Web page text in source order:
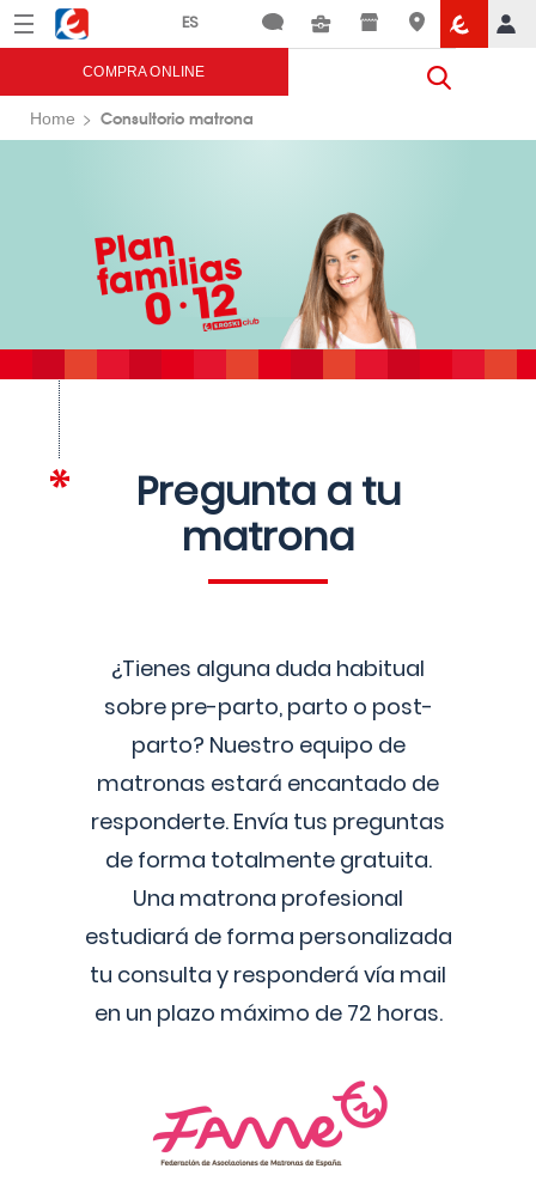
Menú Eroski
COMPRA ONLINE
Home Consultorio matrona
Pregunta a tu
matrona
¿Tienes alguna duda habitual
sobre pre-parto, parto o post-
parto? Nuestro equipo de
matronas estará encantado de
responderte. Envía tus preguntas
de forma totalmente gratuita.
Una matrona profesional
estudiará de forma personalizada
tu consulta y responderá vía mail
en un plazo máximo de 72 horas.